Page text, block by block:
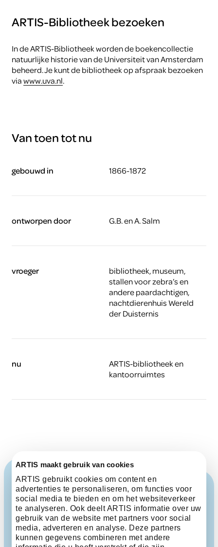
ARTIS maakt gebruik van cookies
ARTIS gebruikt cookies om content en
advertenties te personaliseren, om functies voor
social media te bieden en om het websiteverkeer
te analyseren. Ook deelt ARTIS informatie over uw
gebruik van de website met partners voor social
media, adverteren en analyse. Deze partners
kunnen gegevens combineren met andere
ARTIS-Bibliotheek bezoeken
In de ARTIS-Bibliotheek worden de boekencollectie
natuurlijke historie van de Universiteit van Amsterdam
beheerd. Je kunt de bibliotheek op afspraak bezoeken
viawww.uva.nl.
Van toen tot nu
gebouwd in 1866-1872
ontworpen door G.B. en A. Salm
vroeger
bibliotheek, museum,
stallen voor zebra’s en
andere paardachtigen,
nachtdierenhuis Wereld
der Duisternis
nu
ARTIS-bibliotheek en
kantoorruimtes